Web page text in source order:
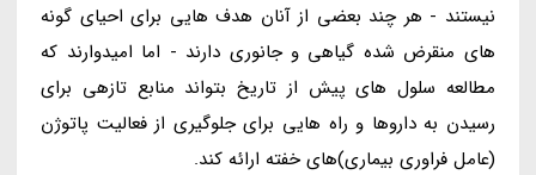
نیستند - هر چند بعضی از آنان هدف هایی برای احیای گونه
های منقرض شده گیاهی و جانوری دارند - اما امیدوارند که
مطالعه سلول های پیش از تاریخ بتواند منابع تازهی برای
رسیدن به داروها و راه هایی برای جلوگیری از فعالیت پاتوژن
(عامل فراوری بیماری)های خفته ارائه کند.